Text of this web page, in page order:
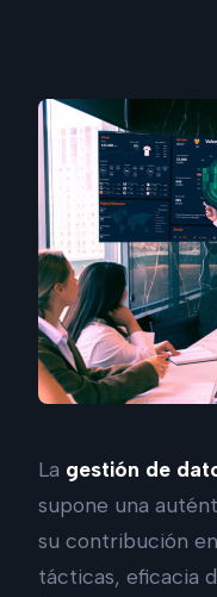
La gestión de
supone una
su contribución
tácticas, eficacia